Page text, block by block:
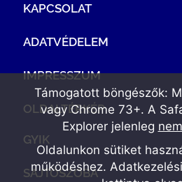
KAPCSOLAT
ADATVÉDELEM
IMPRESSZUM
OLDALTÉRKÉP
GYIK
SAJTÓSZOBA
Támogatott böngészők:
vagy Chrome 73+. A
Explorer jelenleg
Oldalunkon sütiket
működéshez.